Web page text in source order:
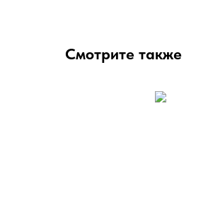
Смотрите также